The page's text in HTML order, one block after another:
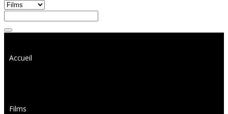
Accueil
Films